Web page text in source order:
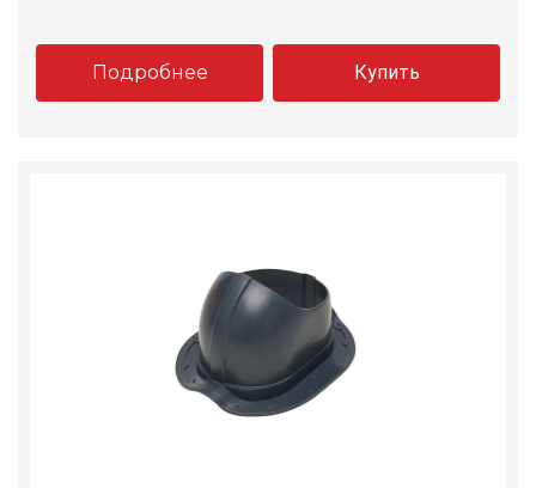
Подробнее Купить